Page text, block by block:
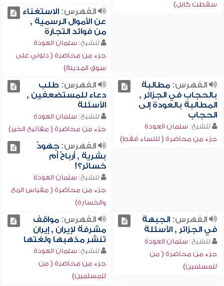
سقطت كابل)
الفهرس:الاستغناء
عن الأموال الرسمية ,
من فوائد التجارة
للشيخ: سلمان العودة
جزء من محاضرة ( دلوني على
سوق المدينة)
الفهرس:مطالبة
بالحجاب في الجزائر ,
المطالبة بالعودة إلى
الحجاب
للشيخ: سلمان العودة
جزء من محاضرة ( للنساء فقط)
الفهرس: طلب
دعاء للمستضعفين ,
الأسئلة
للشيخ: سلمان العودة
جزء من محاضرة ( مفاتيح الخير)
الفهرس:جهودٌ
بشرية , أرباحٌ أم
خسائر؟!
للشيخ: سلمان العودة
جزء من محاضرة ( مقياس الربح
والخسارة)
الفهرس:الجبهة
في الجزائر , الأسئلة
للشيخ: سلمان العودة
جزء من محاضرة ( من
للمسلمين)
الفهرس:مواقف
مشرفة لإيران , إيران
تنشر مذهبها ولغتها
للشيخ: سلمان العودة
جزء من محاضرة ( من
للمسلمين)